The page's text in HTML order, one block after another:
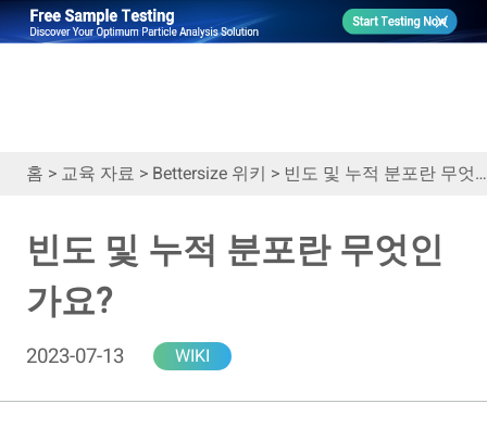
홈 > 교육 자료 > Bettersize 위키 > 빈도 및 누적 분포란 무엇인가요?
빈도 및 누적 분포란 무엇인
가요?
2023-07-13 WIKI